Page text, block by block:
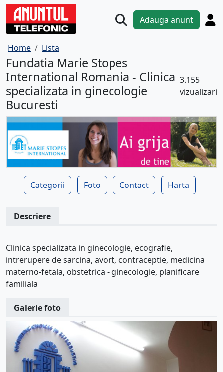
Adauga anunt
Home Lista
Fundatia Marie Stopes
International Romania - Clinica
specializata in ginecologie
Bucuresti
3.155
vizualizari
Categorii Foto Contact Harta
Descriere
Clinica specializata in ginecologie, ecografie,
intrerupere de sarcina, avort, contraceptie, medicina
materno-fetala, obstetrica - ginecologie, planificare
familiala
Galerie foto